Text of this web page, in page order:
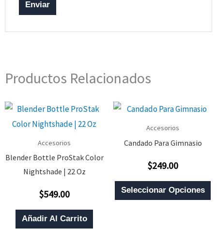
Productos Relacionados
Accesorios
Blender Bottle ProStak Color
Nightshade | 22 Oz
Valorado
0
De
5
$549.00
Añadir Al Carrito
Accesorios
Candado Para Gimnasio
Valorado
0
De
5
$249.00
Seleccionar Opciones